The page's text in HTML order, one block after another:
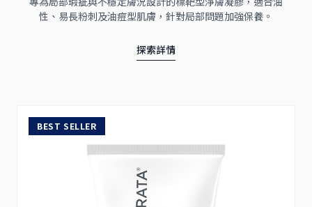
性、易長粉刺及油痘型肌膚，針對局部問題加強保養。
探索詳情
BEST SELLER